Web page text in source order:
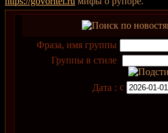
Фраза, имя группы
Группы в стиле
Дата : с